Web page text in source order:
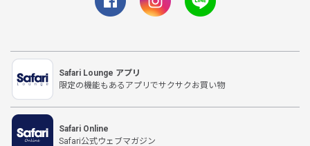
Safari Lounge アプリ
限定の機能もあるアプリでサクサクお買い物
Safari Online
Safari公式ウェブマガジン